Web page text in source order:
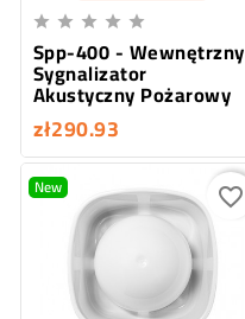
    
Spp-400 - Wewnętrzny
Sygnalizator
Akustyczny Pożarowy
zł290.93
New favorite_border